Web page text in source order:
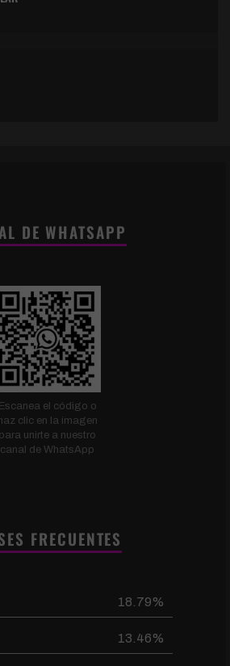
DE WHATSAPP
Escanea el código o
clic en la imagen
para unirte a nuestro
canal de WhatsApp
FRECUENTES
18.79%
13.46%